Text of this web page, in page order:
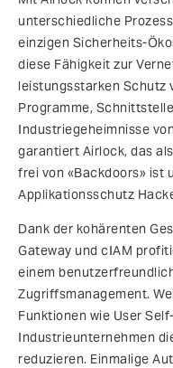
unterschiedliche
einzigen Sicherheits-
diese Fähigkeit zur
leistungsstarken Schutz
Programme,
Industriegeheimnisse
garantiert Airlock, das
frei von «Backdoors» ist
Applikationsschutz
Dank der kohärenten
Gateway und cIAM
einem
Zugriffsmanagement.
Funktionen wie User
Industrieunternehmen
reduzieren. Einmalige